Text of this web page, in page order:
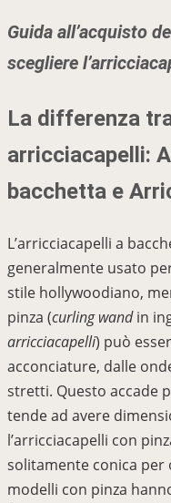
Guida all’acquisto
scegliere
La differenza
arricciacapelli:
bacchetta e
L’arricciacapelli a
generalmente usato
stile hollywoodiano,
pinza (curling wandin
arricciacapelli) può
acconciature, dalle
stretti. Questo accade
tende ad avere
l’arricciacapelli con
solitamente conica
modelli con pinza